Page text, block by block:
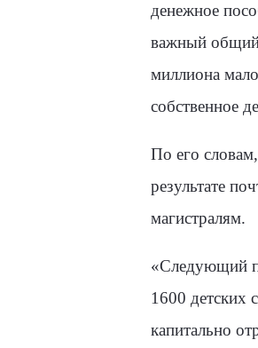
денежное
важный общий
миллиона
собственное
По его
результате
магистралям.
«Следующий
1600 детских
капитально